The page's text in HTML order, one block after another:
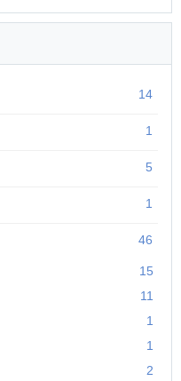
14
1
5
1
46
15
11
1
1
2